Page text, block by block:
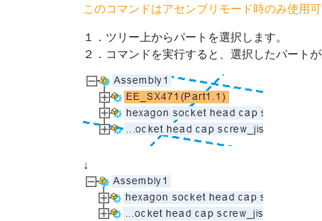
このコマンドはアセンブリモード時のみ使用可
１．ツリー上からパートを選択します。
２．コマンドを実行すると、選択したパートが
↓